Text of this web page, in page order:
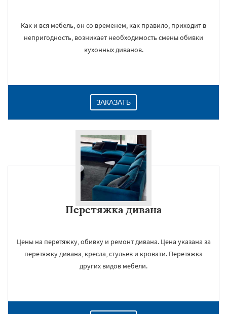
Как и вся мебель, он со временем, как правило, приходит в
непригодность, возникает необходимость смены обивки
кухонных диванов.
ЗАКАЗАТЬ
Перетяжка дивана
Цены на перетяжку, обивку и ремонт дивана. Цена указана за
перетяжку дивана, кресла, стульев и кровати. Перетяжка
других видов мебели.